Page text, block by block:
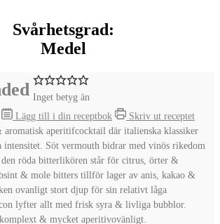
Svårhetsgrad:
Medel
Inget betyg än
Lägg till i din receptbok
Skriv ut receptet
aromatisk aperitifcocktail där italienska klassiker
intensitet. Söt vermouth bidrar med vinös rikedom
röda bitterlikören står för citrus, örter &
& mole bitters tillför lager av anis, kakao &
ovanligt stort djup för sin relativt låga
lyfter allt med frisk syra & livliga bubblor.
& mycket aperitivovänligt.